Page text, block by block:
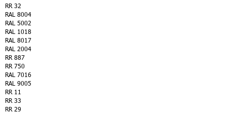
RR 32
RAL 8004
RAL 5002
RAL 1018
RAL 8017
RAL 2004
RR 887
RR 750
RAL 7016
RAL 9005
RR 11
RR 33
RR 29